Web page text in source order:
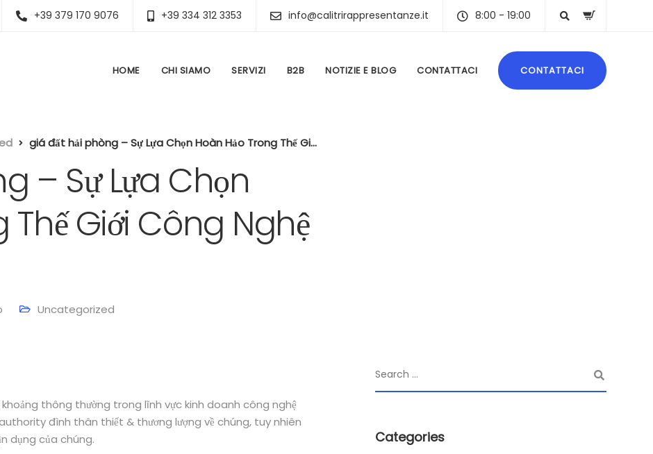
+39 379 170 9076 +39 334 312 3353 info@calitrirappresentanze.it 8:00 - 19:00
HOME CHI SIAMO SERVIZI B2B NOTIZIE E BLOG CONTATTACI CONTATTACI
giá đất hải phòng – Sự Lựa Chọn Hoàn Hảo Trong Thế Giới Công Nghệ Độc Đáo
– Sự Lựa Chọn
Thế Giới Công Nghệ
Uncategorized
thông thường trong lĩnh vực kinh doanh công nghệ
đình thân thiết & thương lượng về chúng, tuy nhiên
dụng của chúng.
Categories